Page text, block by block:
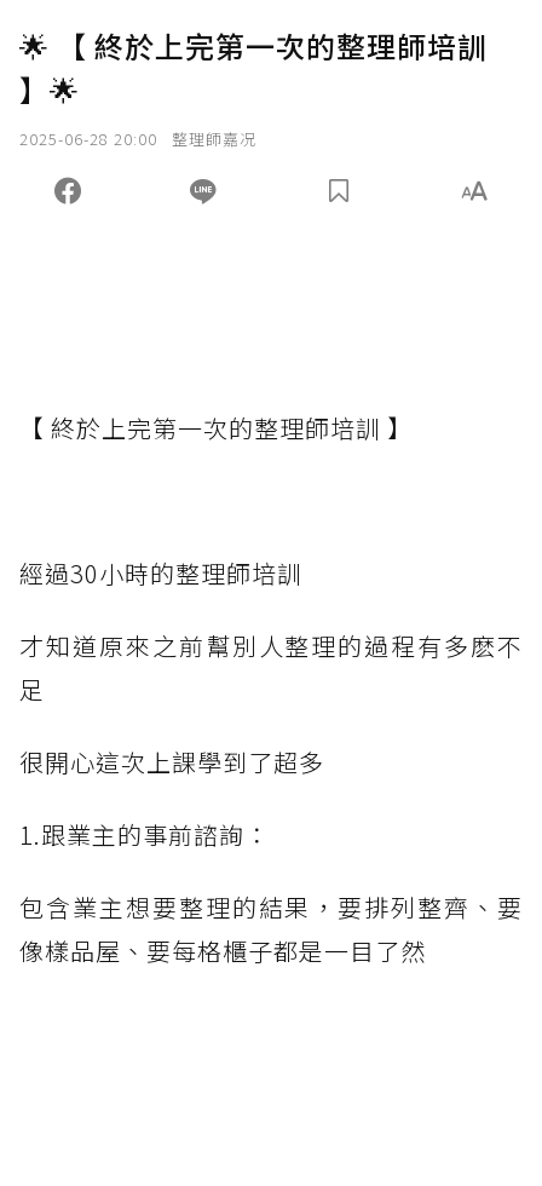
🌟 【 終於上完第一次的整理師培訓
】🌟
2025-06-28 20:00 整理師嘉况
【 終於上完第一次的整理師培訓 】
經過30小時的整理師培訓
才知道原來之前幫別人整理的過程有多麽不
足
很開心這次上課學到了超多
1.跟業主的事前諮詢：
包含業主想要整理的結果，要排列整齊、要
像樣品屋、要每格櫃子都是一目了然